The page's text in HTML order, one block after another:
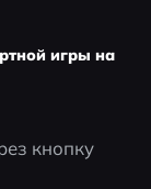
игры на
кнопку